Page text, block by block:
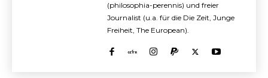
(philosophia-perennis) und freier
Journalist (u.a. für die Die Zeit, Junge
Freiheit, The European).